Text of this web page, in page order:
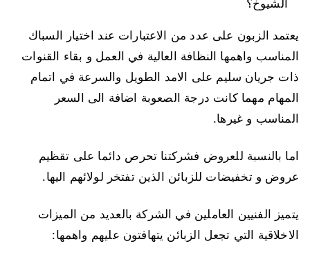
الشيوخ؟
يعتمد الزبون على عدد من الاعتبارات عند اختيار السباك
المناسب واهمها النظافة العالية في العمل و بقاء القنوات
ذات جريان سليم على الامد الطويل والسرعة في اتمام
المهام مهما كانت درجة الصعوبة اضافة الى السعر
المناسب و غيرها.
اما بالنسبة للعروض فشركتنا تحرص دائما على تقظيم
عروض و تخفيضات للزبائن الذين تفتخر لولائهم اليها.
يتميز الفنيين العاملين في الشركة بالعديد من الميزات
الاخلاقية التي تجعل الزبائن يتهافتون عليهم واهمها: